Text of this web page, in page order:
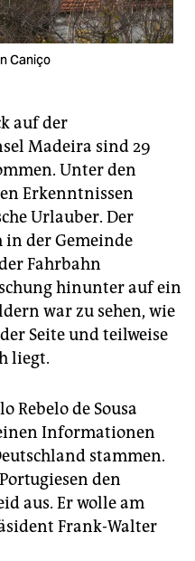
Caniço
auf der
Madeira sind 29
Unter den
Erkenntnissen
Urlauber. Der
in der Gemeinde
Fahrbahn
hinunter auf ein
war zu sehen, wie
Seite und teilweise
liegt.
Rebelo de Sousa
Informationen
stammen.
den
aus. Er wolle am
Frank-Walter